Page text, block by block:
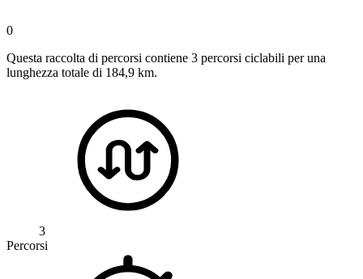
0
Questa raccolta di percorsi contiene 3 percorsi ciclabili per una
lunghezza totale di 184,9 km.
3
Percorsi